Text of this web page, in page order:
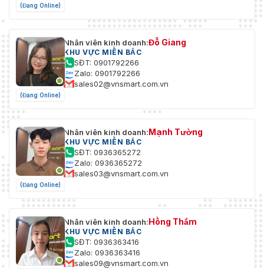
(Đang Online)
(Đang Online)
Nhân viên kinh doanh:Đỗ Giang
KHU VỰC MIỀN BẮC
SĐT: 0901792266
Zalo: 0901792266
sales02@vnsmart.com.vn
(Đang Online)
Nhân viên kinh doanh:Mạnh Tường
KHU VỰC MIỀN BẮC
SĐT: 0936365272
Zalo: 0936365272
sales03@vnsmart.com.vn
Nhân viên kinh doanh:Hồng Thắm
KHU VỰC MIỀN BẮC
SĐT: 0936363416
Zalo: 0936363416
sales09@vnsmart.com.vn